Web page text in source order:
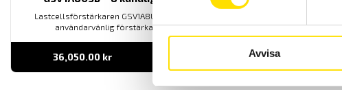
Avvisa
Lastcellsförstärkaren GSV1A8USB från ME Meßsysteme är en
användarvänlig förstärkare med hög noggrannhet.
36,050.00 kr